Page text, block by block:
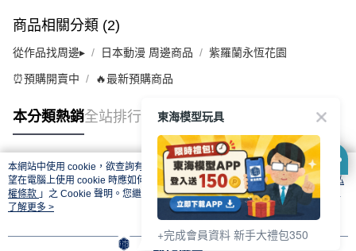
商品相關分類 (2)
從作品找周邊▸ 日本動漫 周邊商品 紫羅蘭永恆花園
⏰預購開賣中 🔥最新預購商品
本分類熱銷全站排行
熱門標籤
本網站中使用 cookie，欲查詢有關本網站使用 cookie 方式之詳情，及若您不希
望在電腦上使用 cookie 時應如何變更電腦的 cookie 設定，請參閱本網站「
隱私
權條款 」之 Cookie 聲明。您繼續使用本網站即表示您同意本公司得按本網站使
用條款之 Cookie 聲明使用 cookie。
了解更多 >
東海模型玩具
+完成會員資料 新手大禮包350